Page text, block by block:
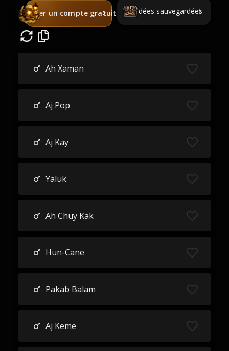
Créer un compte gratuit Idées sauvegardées
Ah Xaman
Aj Pop
Aj Kay
Yaluk
Ah Chuy Kak
Hun-Cane
Pakab Balam
Aj Keme